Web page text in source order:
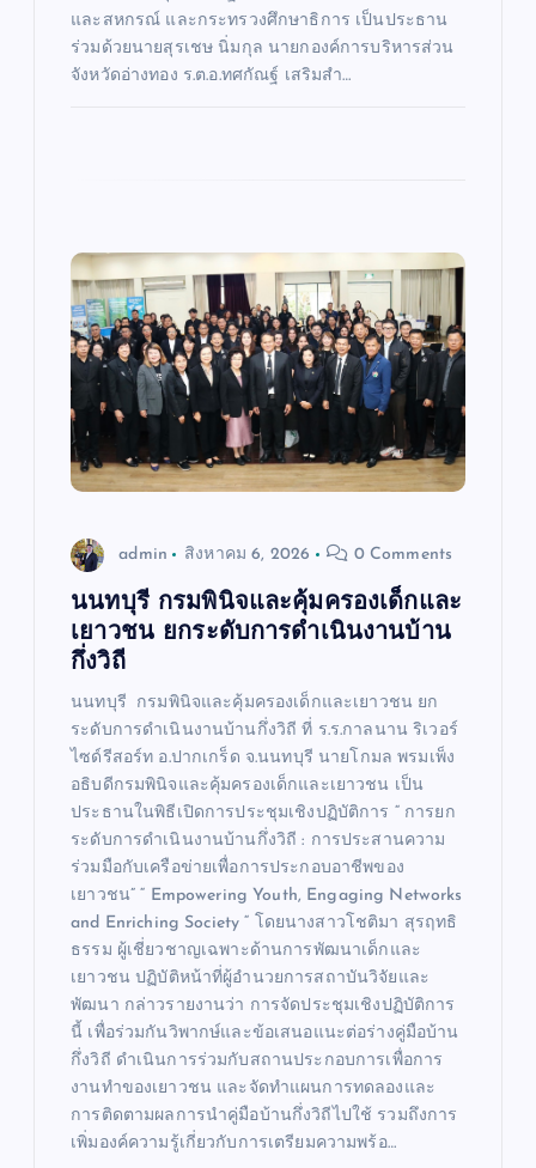
และสหกรณ์ และกระทรวงศึกษาธิการ เป็นประธาน
ร่วมด้วยนายสุรเชษ นิ่มกุล นายกองค์การบริหารส่วน
จังหวัดอ่างทอง ร.ต.อ.ทศกัณฐ์ เสริมสำ…
admin สิงหาคม 6, 2026 0 Comments
นนทบุรี กรมพินิจและคุ้มครองเด็กและ
เยาวชน ยกระดับการดำเนินงานบ้าน
กึ่งวิถี
นนทบุรี กรมพินิจและคุ้มครองเด็กและเยาวชน ยก
ระดับการดำเนินงานบ้านกึ่งวิถี ที่ ร.ร.กาลนาน ริเวอร์
ไซด์รีสอร์ท อ.ปากเกร็ด จ.นนทบุรี นายโกมล พรมเพ็ง
อธิบดีกรมพินิจและคุ้มครองเด็กและเยาวชน เป็น
ประธานในพิธีเปิดการประชุมเชิงปฏิบัติการ “ การยก
ระดับการดำเนินงานบ้านกึ่งวิถี : การประสานความ
ร่วมมือกับเครือข่ายเพื่อการประกอบอาชีพของ
เยาวชน” “ Empowering Youth, Engaging Networks
and Enriching Society “ โดยนางสาวโชติมา สุรฤทธิ
ธรรม ผู้เชี่ยวชาญเฉพาะด้านการพัฒนาเด็กและ
เยาวชน ปฏิบัติหน้าที่ผู้อำนวยการสถาบันวิจัยและ
พัฒนา กล่าวรายงานว่า การจัดประชุมเชิงปฏิบัติการ
นี้ เพื่อร่วมกันวิพากษ์และข้อเสนอแนะต่อร่างคู่มือบ้าน
กึ่งวิถี ดำเนินการร่วมกับสถานประกอบการเพื่อการ
งานทำของเยาวชน และจัดทำแผนการทดลองและ
การติดตามผลการนำคู่มือบ้านกึ่งวิถีไปใช้ รวมถึงการ
เพิ่มองค์ความรู้เกี่ยวกับการเตรียมความพร้อ…